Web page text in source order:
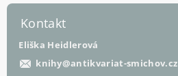
Kontakt
Eliška Heidlerová
knihy@antikvariat-smichov.cz